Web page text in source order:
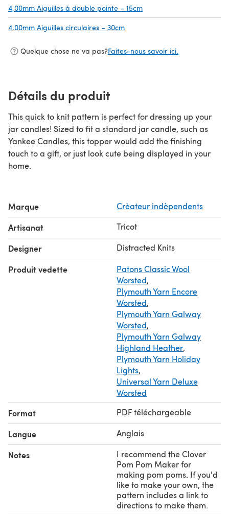
4,00mm Aiguilles à double pointe – 15cm
4,00mm Aiguilles circulaires – 30cm
Quelque chose ne va pas?Faites-nous savoir ici.
Détails du produit
This quick to knit pattern is perfect for dressing up your
jar candles! Sized to fit a standard jar candle, such as
Yankee Candles, this topper would add the finishing
touch to a gift, or just look cute being displayed in your
home.
Marque Crèateur indèpendents
Artisanat Tricot
Designer Distracted Knits
Produit vedette
Patons Classic Wool
Worsted,
Plymouth Yarn Encore
Worsted,
Plymouth Yarn Galway
Worsted,
Plymouth Yarn Galway
Highland Heather,
Plymouth Yarn Holiday
Lights,
Universal Yarn Deluxe
Worsted
Format PDF téléchargeable
Langue Anglais
Notes
I recommend the Clover
Pom Pom Maker for
making pom poms. If you'd
like to make your own, the
pattern includes a link to
directions to make them.